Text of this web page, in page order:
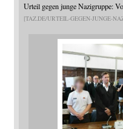
Urteil gegen junge Nazigruppe:
TAZ.DE/URTEIL-GEGEN-JUNGE-